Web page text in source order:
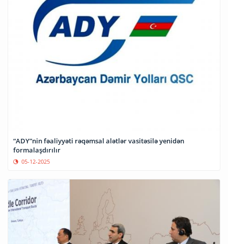
“ADY”nin fəaliyyəti rəqəmsal alətlər vasitəsilə yenidən
formalaşdırılır
05-12-2025